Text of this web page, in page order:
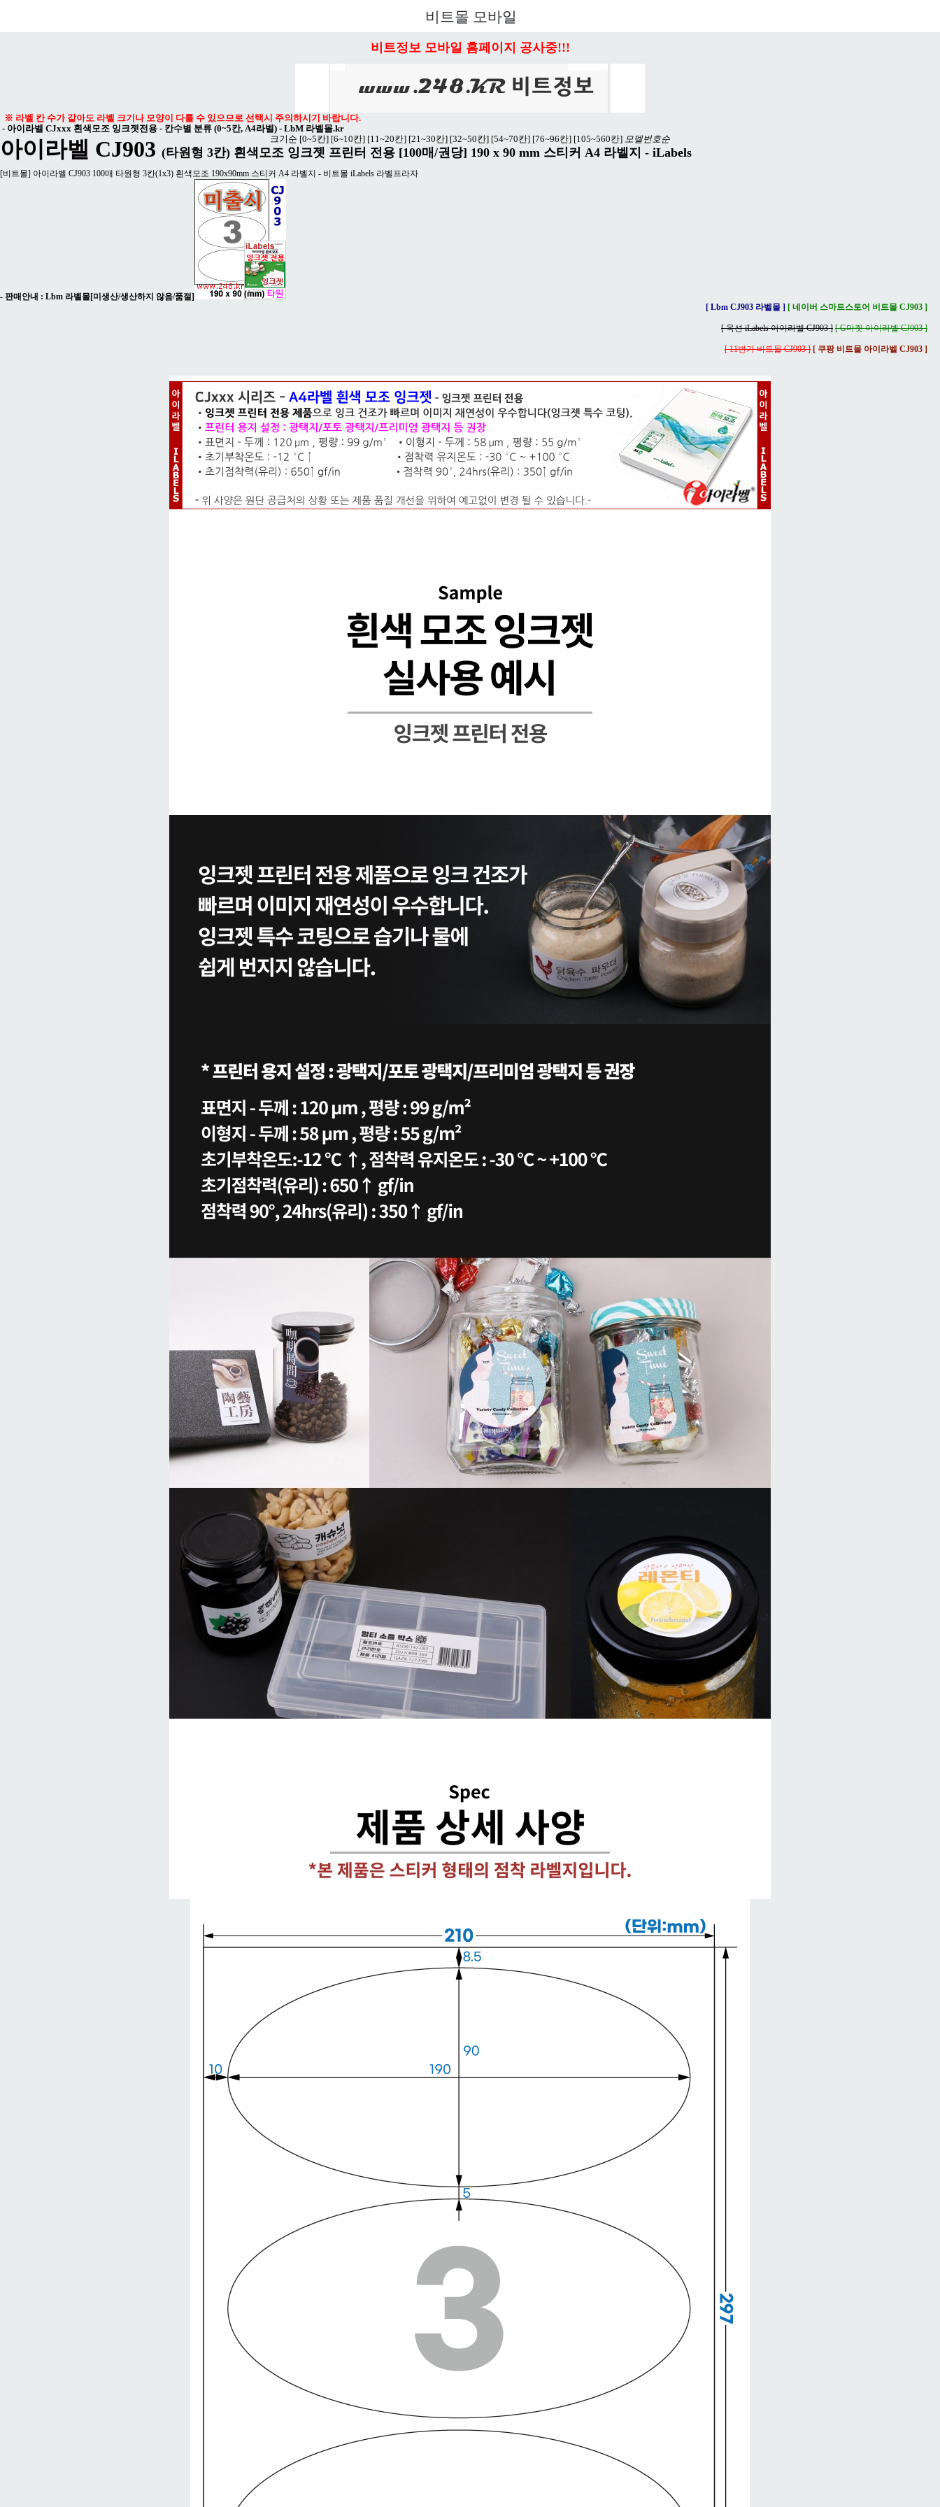
비트몰 모바일
비트정보 모바일 홈페이지 공사중!!!
※ 라벨 칸 수가 같아도 라벨 크기나 모양이 다를 수 있으므로 선택시 주의하시기 바랍니다.
- 아이라벨 CJxxx 흰색모조 잉크젯전용 - 칸수별 분류 (0~5칸, A4라벨) - LbM 라벨몰.kr
크기순 [0~5칸] [6~10칸] [11~20칸] [21~30칸] [32~50칸] [54~70칸] [76~96칸] [105~560칸] 모델번호순
아이라벨 CJ903 (타원형 3칸) 흰색모조 잉크젯 프린터 전용 [100매/권당] 190 x 90 mm 스티커 A4 라벨지 - iLabels
[비트몰] 아이라벨 CJ903 100매 타원형 3칸(1x3) 흰색모조 190x90mm 스티커 A4 라벨지 - 비트몰 iLabels 라벨프라자
- 판매안내 : Lbm 라벨몰[미생산/생산하지 않음/품절]
[ Lbm CJ903 라벨몰 ] [ 네이버 스마트스토어 비트몰 CJ903 ]
[ 옥션 iLabels 아이라벨 CJ903 ] [ G마켓 아이라벨 CJ903 ]
[ 11번가 비트몰 CJ903 ] [ 쿠팡 비트몰 아이라벨 CJ903 ]